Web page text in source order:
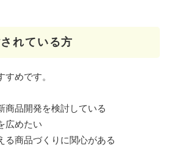
れている方
めです。
品開発を検討している
広めたい
商品づくりに関心がある